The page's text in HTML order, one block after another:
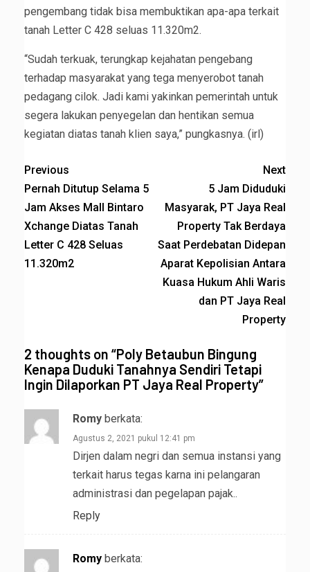
pengembang tidak bisa membuktikan apa-apa terkait
tanah Letter C 428 seluas 11.320m2.
“Sudah terkuak, terungkap kejahatan pengebang
terhadap masyarakat yang tega menyerobot tanah
pedagang cilok. Jadi kami yakinkan pemerintah untuk
segera lakukan penyegelan dan hentikan semua
kegiatan diatas tanah klien saya,” pungkasnya. (irl)
Previous
Pernah Ditutup Selama 5
Jam Akses Mall Bintaro
Xchange Diatas Tanah
Letter C 428 Seluas
11.320m2
Next
5 Jam Diduduki
Masyarak, PT Jaya Real
Property Tak Berdaya
Saat Perdebatan Didepan
Aparat Kepolisian Antara
Kuasa Hukum Ahli Waris
dan PT Jaya Real
Property
2 thoughts on “Poly Betaubun Bingung
Kenapa Duduki Tanahnya Sendiri Tetapi
Ingin Dilaporkan PT Jaya Real Property”
Romy berkata:
Agustus 2, 2021 pukul 12:41 pm
Dirjen dalam negri dan semua instansi yang
terkait harus tegas karna ini pelangaran
administrasi dan pegelapan pajak..
Reply
Romy berkata: